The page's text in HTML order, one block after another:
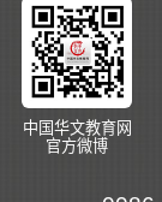
中国华文教育网
官方微博